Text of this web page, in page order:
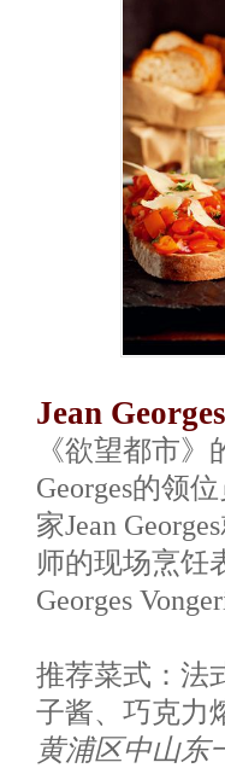
Jean Georges
《欲望都市
Georges的领
家Jean
师的现场烹饪
Georges
推荐菜式：法
子酱、巧克力
黄浦区中山东